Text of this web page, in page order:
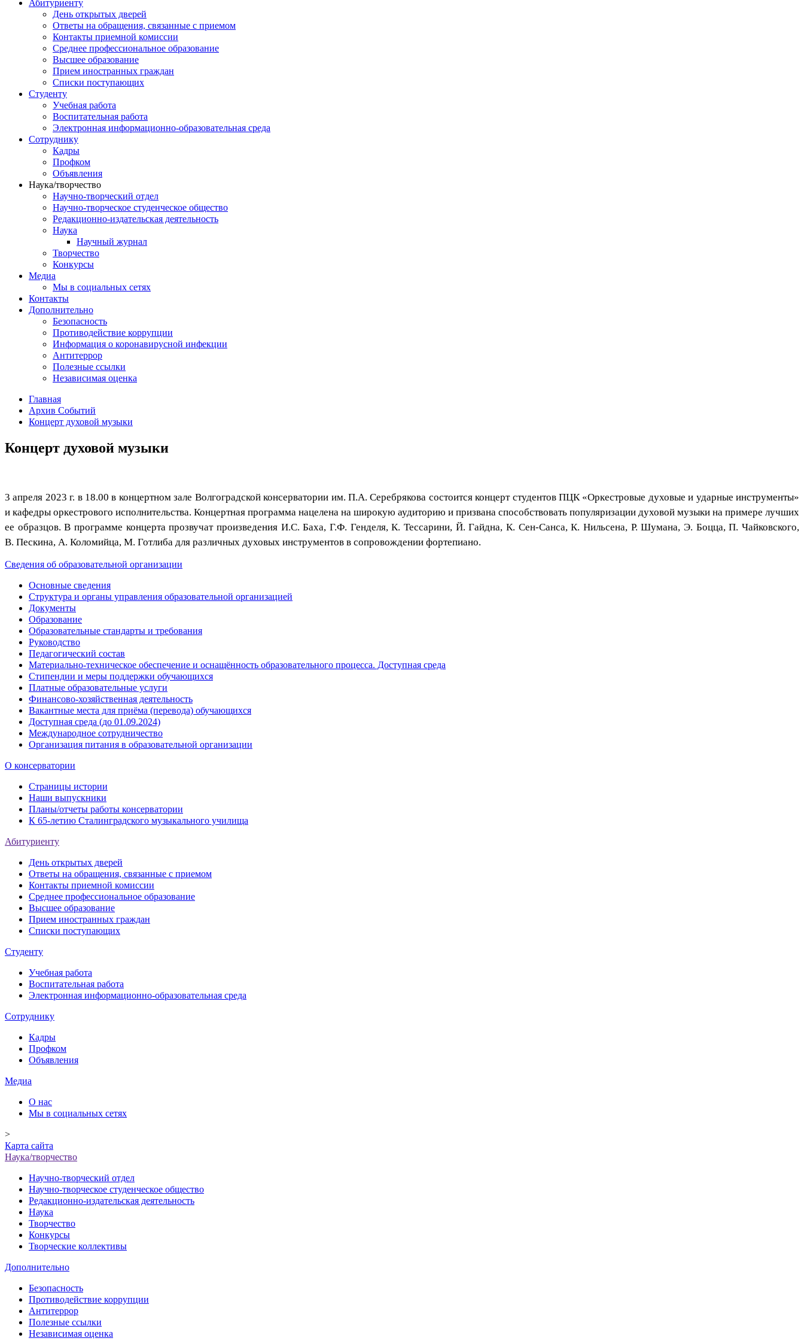
Абитуриенту
День открытых дверей
Ответы на обращения, связанные с приемом
Контакты приемной комиссии
Среднее профессиональное образование
Высшее образование
Прием иностранных граждан
Списки поступающих
Студенту
Учебная работа
Воспитательная работа
Электронная информационно-образовательная среда
Сотруднику
Кадры
Профком
Объявления
Наука/творчество
Научно-творческий отдел
Научно-творческое студенческое общество
Редакционно-издательская деятельность
Наука
Научный журнал
Творчество
Конкурсы
Медиа
Мы в социальных сетях
Контакты
Дополнительно
Безопасность
Противодействие коррупции
Информация о коронавирусной инфекции
Антитеррор
Полезные ссылки
Независимая оценка
Главная
Архив Событий
Концерт духовой музыки
Концерт духовой музыки
3 апреля 2023 г. в 18.00 в концертном зале Волгоградской консерватории им. П.А. Серебрякова состоится концерт студентов ПЦК «Оркестровые духовые и ударные инструменты»
и кафедры оркестрового исполнительства. Концертная программа нацелена на широкую аудиторию и призвана способствовать популяризации духовой музыки на примере лучших
ее образцов. В программе концерта прозвучат произведения И.С. Баха, Г.Ф. Генделя, К. Тессарини, Й. Гайдна, К. Сен-Санса, К. Нильсена, Р. Шумана, Э. Боцца, П. Чайковского,
В. Пескина, А. Коломийца, М. Готлиба для различных духовых инструментов в сопровождении фортепиано.
Сведения об образовательной организации
Основные сведения
Структура и органы управления образовательной организацией
Документы
Образование
Образовательные стандарты и требования
Руководство
Педагогический состав
Материально-техническое обеспечение и оснащённость образовательного процесса. Доступная среда
Стипендии и меры поддержки обучающихся
Платные образовательные услуги
Финансово-хозяйственная деятельность
Вакантные места для приёма (перевода) обучающихся
Доступная среда (до 01.09.2024)
Международное сотрудничество
Организация питания в образовательной организации
О консерватории
Страницы истории
Наши выпускники
Планы/отчеты работы консерватории
К 65-летию Сталинградского музыкального училища
Абитуриенту
День открытых дверей
Ответы на обращения, связанные с приемом
Контакты приемной комиссии
Среднее профессиональное образование
Высшее образование
Прием иностранных граждан
Списки поступающих
Студенту
Учебная работа
Воспитательная работа
Электронная информационно-образовательная среда
Сотруднику
Кадры
Профком
Объявления
Медиа
О нас
Мы в социальных сетях
>
Карта сайта
Наука/творчество
Научно-творческий отдел
Научно-творческое студенческое общество
Редакционно-издательская деятельность
Наука
Творчество
Конкурсы
Творческие коллективы
Дополнительно
Безопасность
Противодействие коррупции
Антитеррор
Полезные ссылки
Независимая оценка